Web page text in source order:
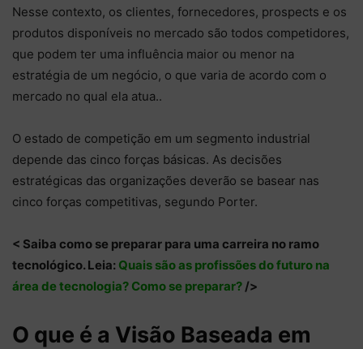
Nesse contexto, os clientes, fornecedores, prospects e os
produtos disponíveis no mercado são todos competidores,
que podem ter uma influência maior ou menor na
estratégia de um negócio, o que varia de acordo com o
mercado no qual ela atua..
O estado de competição em um segmento industrial
depende das cinco forças básicas. As decisões
estratégicas das organizações deverão se basear nas
cinco forças competitivas, segundo Porter.
< Saiba como se preparar para uma carreira no ramo
tecnológico. Leia: Quais são as profissões do futuro na
área de tecnologia? Como se preparar? />
O que é a Visão Baseada em